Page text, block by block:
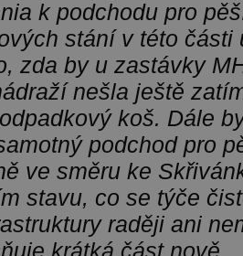
k podchodu pro
stání v této části
zda by u zastávky
nešla ještě
koš. Dále
podchod pro
ve směru ke
stavu, co se týče
raději ani
krátká část nově